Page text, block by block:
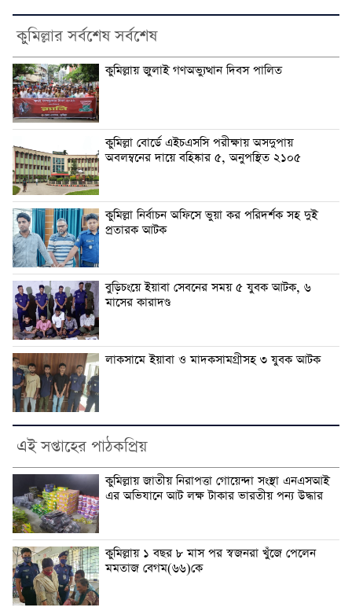
কুমিল্লার সর্বশেষ সর্বশেষ
কুমিল্লায় জুলাই গণঅভ্যুত্থান দিবস পালিত
কুমিল্লা বোর্ডে এইচএসসি পরীক্ষায় অসদুপায়
অবলম্বনের দায়ে বহিষ্কার ৫, অনুপস্থিত ২১০৫
কুমিল্লা নির্বাচন অফিসে ভুয়া কর পরিদর্শক সহ দুই
প্রতারক আটক
বুড়িচংয়ে ইয়াবা সেবনের সময় ৫ যুবক আটক, ৬
মাসের কারাদণ্ড
লাকসামে ইয়াবা ও মাদকসামগ্রীসহ ৩ যুবক আটক
এই সপ্তাহের পাঠকপ্রিয়
কুমিল্লায় জাতীয় নিরাপত্তা গোয়েন্দা সংস্থা এনএসআই
এর অভিযানে আট লক্ষ টাকার ভারতীয় পন্য উদ্ধার
কুমিল্লায় ১ বছর ৮ মাস পর স্বজনরা খুঁজে পেলেন
মমতাজ বেগম(৬৬)কে